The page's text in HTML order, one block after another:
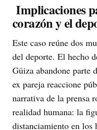
Implicaciones
corazón y el
Este caso reúne dos
del deporte. El hecho
Güiza abandone parte
ex pareja reaccione
narrativa de la prensa
realidad humana: la
distanciamiento en los